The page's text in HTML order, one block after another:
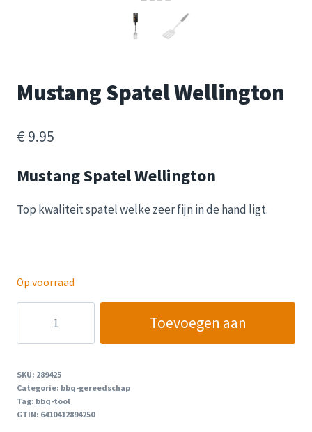
Mustang Spatel Wellington
€ 9.95
Mustang Spatel Wellington
Top kwaliteit spatel welke zeer fijn in de hand ligt.
Op voorraad
Wellington
Toevoegen aan
SKU: 289425
Categorie: bbq-gereedschap
Tag: bbq-tool
GTIN: 6410412894250